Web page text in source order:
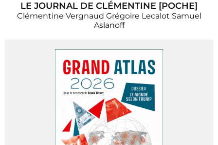
LE JOURNAL DE CLÉMENTINE [POCHE]
Clémentine Vergnaud Grégoire Lecalot Samuel
Aslanoff